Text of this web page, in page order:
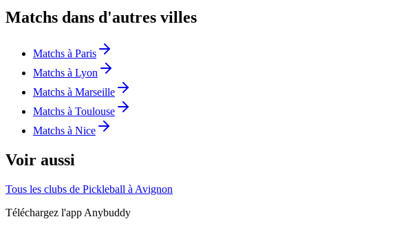
Matchs dans d'autres villes
Matchs à Paris
Matchs à Lyon
Matchs à Marseille
Matchs à Toulouse
Matchs à Nice
Voir aussi
Tous les clubs de Pickleball à Avignon
Téléchargez l'app Anybuddy